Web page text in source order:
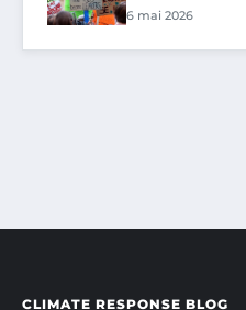
6 mai 2026
CLIMATE RESPONSE BLOG